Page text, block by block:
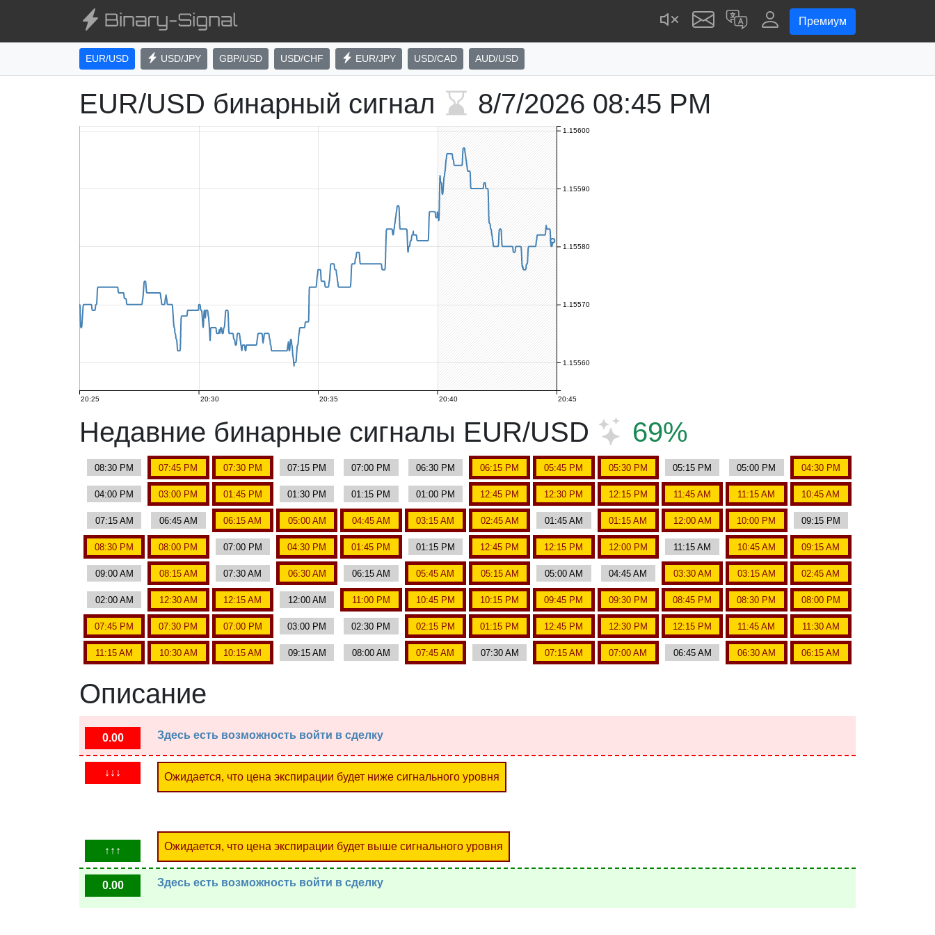
Премиум
EUR/USD USD/JPY GBP/USD USD/CHF EUR/JPY USD/CAD AUD/USD
EUR/USD бинарный сигнал 8/7/2026 08:45 PM
20:25 20:30 20:35 20:40 20:45
1.15560
1.15570
1.15580
1.15590
1.15600
Недавние бинарные сигналы EUR/USD 69%
08:30 PM 07:45 PM 07:30 PM 07:15 PM 07:00 PM 06:30 PM 06:15 PM 05:45 PM 05:30 PM 05:15 PM 05:00 PM 04:30 PM
04:00 PM 03:00 PM 01:45 PM 01:30 PM 01:15 PM 01:00 PM 12:45 PM 12:30 PM 12:15 PM 11:45 AM 11:15 AM 10:45 AM
07:15 AM 06:45 AM 06:15 AM 05:00 AM 04:45 AM 03:15 AM 02:45 AM 01:45 AM 01:15 AM 12:00 AM 10:00 PM 09:15 PM
08:30 PM 08:00 PM 07:00 PM 04:30 PM 01:45 PM 01:15 PM 12:45 PM 12:15 PM 12:00 PM 11:15 AM 10:45 AM 09:15 AM
09:00 AM 08:15 AM 07:30 AM 06:30 AM 06:15 AM 05:45 AM 05:15 AM 05:00 AM 04:45 AM 03:30 AM 03:15 AM 02:45 AM
02:00 AM 12:30 AM 12:15 AM 12:00 AM 11:00 PM 10:45 PM 10:15 PM 09:45 PM 09:30 PM 08:45 PM 08:30 PM 08:00 PM
07:45 PM 07:30 PM 07:00 PM 03:00 PM 02:30 PM 02:15 PM 01:15 PM 12:45 PM 12:30 PM 12:15 PM 11:45 AM 11:30 AM
11:15 AM 10:30 AM 10:15 AM 09:15 AM 08:00 AM 07:45 AM 07:30 AM 07:15 AM 07:00 AM 06:45 AM 06:30 AM 06:15 AM
Описание
0.00 Здесь есть возможность войти в сделку
↓↓↓ Ожидается, что цена экспирации будет ниже сигнального уровня
↑↑↑ Ожидается, что цена экспирации будет выше сигнального уровня
0.00 Здесь есть возможность войти в сделку